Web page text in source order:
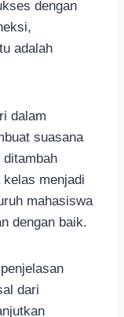
dengan
adalah
dalam
suasana
kelas menjadi
mahasiswa
dengan baik.
dari